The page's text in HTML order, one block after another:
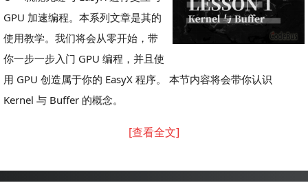
GPU 加速编程。本系列文章是其的
使用教学。我们将会从零开始，带
你一步一步入门 GPU 编程，并且使
用 GPU 创造属于你的 EasyX 程序。 本节内容将会带你认识
Kernel 与 Buffer 的概念。
[查看全文]